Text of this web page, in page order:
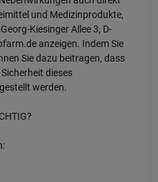
und Medizinprodukte,
Kiesinger Allee 3, D-
anzeigen. Indem Sie
Sie dazu beitragen, dass
dieses
werden.